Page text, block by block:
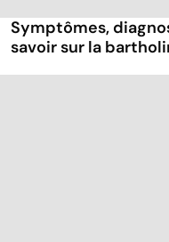
Symptômes,
savoir sur la